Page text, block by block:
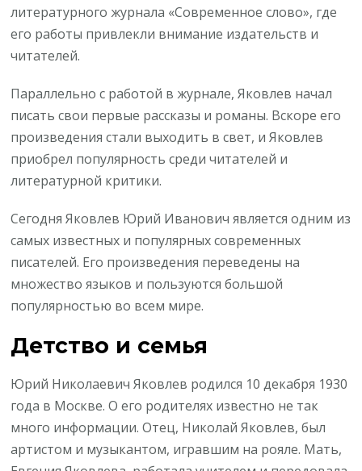
литературного журнала «Современное слово», где
его работы привлекли внимание издательств и
читателей.
Параллельно с работой в журнале, Яковлев начал
писать свои первые рассказы и романы. Вскоре его
произведения стали выходить в свет, и Яковлев
приобрел популярность среди читателей и
литературной критики.
Сегодня Яковлев Юрий Иванович является одним из
самых известных и популярных современных
писателей. Его произведения переведены на
множество языков и пользуются большой
популярностью во всем мире.
Детство и семья
Юрий Николаевич Яковлев родился 10 декабря 1930
года в Москве. О его родителях известно не так
много информации. Отец, Николай Яковлев, был
артистом и музыкантом, игравшим на рояле. Мать,